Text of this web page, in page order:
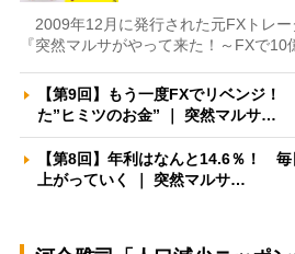
2009年12月に発行された元FXトレ
『突然マルサがやって来た！～FXで10
【第9回】もう一度FXでリベンジ
た”ヒミツのお金” ｜ 突然マルサ…
【第8回】年利はなんと14.6％！
上がっていく ｜ 突然マルサ…